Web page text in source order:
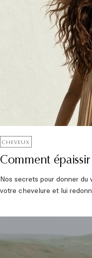
CHEVEUX
Comment
Nos secrets pour donner du
votre chevelure et lui